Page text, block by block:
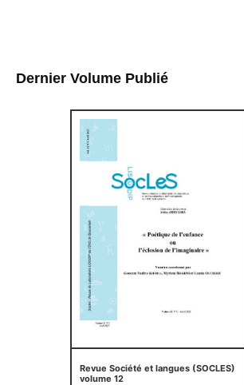
Dernier Volume Publié
Revue Société et langues (SOCLES)
volume 12